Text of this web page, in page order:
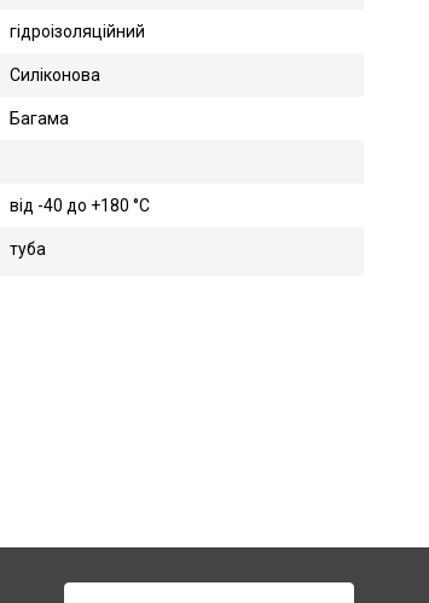
гідроізоляційний
Силіконова
Багама
від -40 до +180 °C
туба